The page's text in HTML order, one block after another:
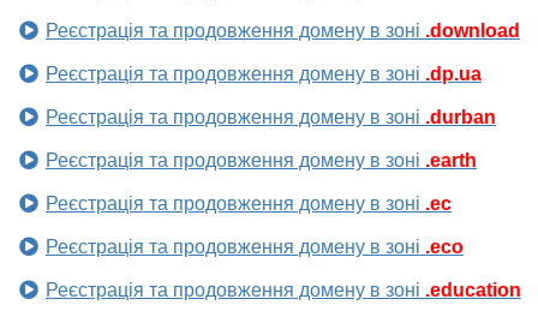
Реєстрація та продовження домену в зоні .download
Реєстрація та продовження домену в зоні .dp.ua
Реєстрація та продовження домену в зоні .durban
Реєстрація та продовження домену в зоні .earth
Реєстрація та продовження домену в зоні .ec
Реєстрація та продовження домену в зоні .eco
Реєстрація та продовження домену в зоні .education